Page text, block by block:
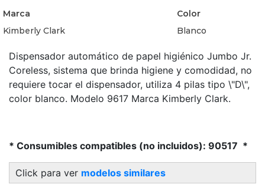
Marca
Color
Kimberly Clark
Blanco
Dispensador automático de papel higiénico Jumbo Jr.
Coreless, sistema que brinda higiene y comodidad, no
requiere tocar el dispensador, utiliza 4 pilas tipo \"D\",
color blanco. Modelo 9617 Marca Kimberly Clark.
* Consumibles compatibles (no incluidos): 90517 *
Click para ver modelos similares